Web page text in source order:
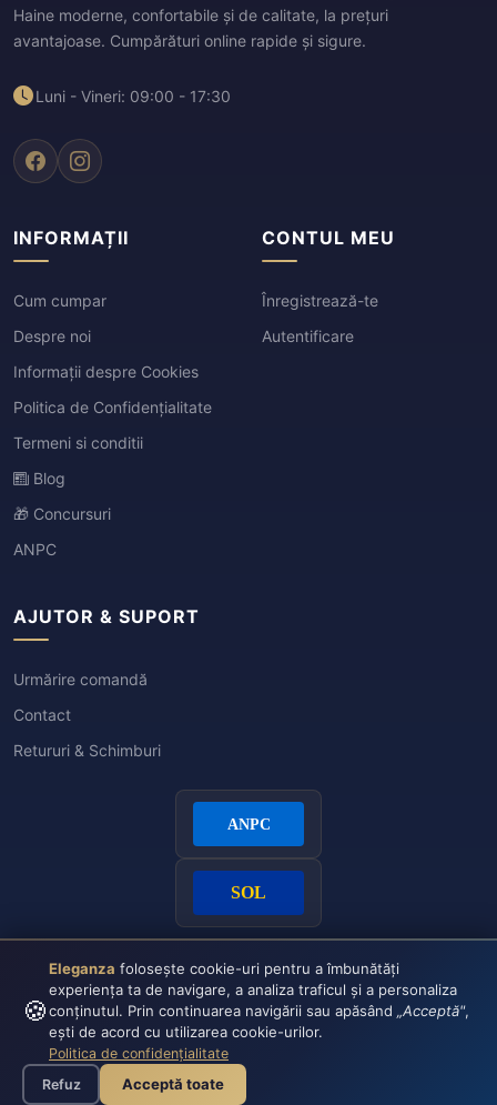
Haine moderne, confortabile și de calitate, la prețuri
avantajoase. Cumpărături online rapide și sigure.
Luni - Vineri: 09:00 - 17:30
INFORMAȚII
Cum cumpar
Despre noi
Informații despre Cookies
Politica de Confidențialitate
Termeni si conditii
Blog
🎁 Concursuri
ANPC
CONTUL MEU
Înregistrează-te
Autentificare
AJUTOR & SUPORT
Urmărire comandă
Contact
Retururi & Schimburi
Plata securizată: VISA
© 2026 Eleganza - Toate drepturile rezervate
🍪
Eleganza folosește cookie-uri pentru a îmbunătăți
experiența ta de navigare, a analiza traficul și a personaliza
conținutul. Prin continuarea navigării sau apăsând „Acceptă",
ești de acord cu utilizarea cookie-urilor.
Politica de confidențialitate
Refuz
Acceptă toate